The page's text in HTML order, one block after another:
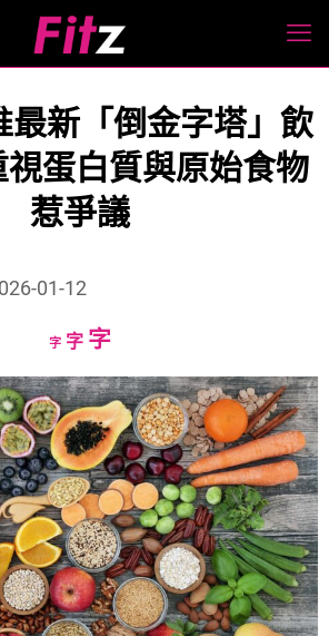
最新「倒金字塔」飲
視蛋白質與原始食物
惹爭議
01-12
字Decrease
size.
字Reset
size.
字Increase
size.